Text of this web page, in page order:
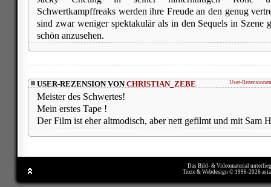
Schwertkampffreaks werden ihre Freude an den genug
sind zwar weniger spektakulär als in den Sequels in Szene
schön anzusehen.
User-
USER-REZENSION VONCHRISTIAN_ZEBE
Meister des Schwertes!
Mein erstes Tape !
Der Film ist eher altmodisch, aber nett gefilmt und mit Sam
Das Bild- & Videomaterial
Texte & Webdesign © 1996-2026